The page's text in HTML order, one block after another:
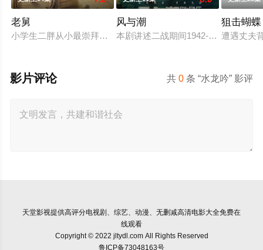
老舅
小学生二胖从小最崇拜的人就是自己的老舅，老舅从小天资聪颖
风与潮
本剧讲述二战期间1942-1945年澳门“
狙击蝴蝶
遭遇丈夫
共0 条 “水龙吟” 影评
影片评论
天堂影视提供高评分电视剧、综艺、动漫、无删减高清电影大全免费在
线观看
Copyright © 2022 jltydl.com All Rights Reserved
鲁ICP备73048163号